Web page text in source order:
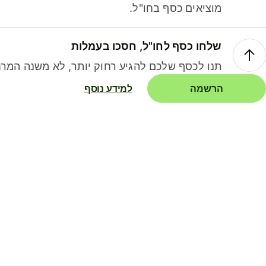
מוציאים כסף בחו"ל.
שלחו כסף לחו"ל, חסכו בעמלות
תנו לכסף שלכם להגיע רחוק יותר, לא משנה
הרשמה למידע נוסף